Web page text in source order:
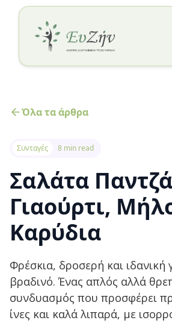
Όλα τα άρθρα
Συνταγές 8 min read
Σαλάτα
Γιαούρτι,
Καρύδια
Φρέσκια, δροσερή και ιδανική
βραδινό. Ένας απλός αλλά
συνδυασμός που προσφέρει
ίνες και καλά λιπαρά, με